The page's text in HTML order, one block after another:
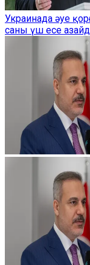
Украинада әуе
саны үш есе